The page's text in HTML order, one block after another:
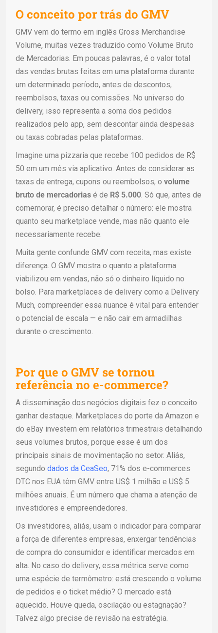
O conceito por trás do GMV
GMV vem do termo em inglês Gross Merchandise
Volume, muitas vezes traduzido como Volume Bruto
de Mercadorias. Em poucas palavras, é o valor total
das vendas brutas feitas em uma plataforma durante
um determinado período, antes de descontos,
reembolsos, taxas ou comissões. No universo do
delivery, isso representa a soma dos pedidos
realizados pelo app, sem descontar ainda despesas
ou taxas cobradas pelas plataformas.
Imagine uma pizzaria que recebe 100 pedidos de R$
50 em um mês via aplicativo. Antes de considerar as
taxas de entrega, cupons ou reembolsos, o volume
bruto de mercadorias é de R$ 5.000 . Só que, antes de
comemorar, é preciso detalhar o número: ele mostra
quanto seu marketplace vende, mas não quanto ele
necessariamente recebe.
Muita gente confunde GMV com receita, mas existe
diferença. O GMV mostra o quanto a plataforma
viabilizou em vendas, não só o dinheiro líquido no
bolso. Para marketplaces de delivery como a Delivery
Much, compreender essa nuance é vital para entender
o potencial de escala — e não cair em armadilhas
durante o crescimento.
Por que o GMV se tornou
referência no e-commerce?
A disseminação dos negócios digitais fez o conceito
ganhar destaque. Marketplaces do porte da Amazon e
do eBay investem em relatórios trimestrais detalhando
seus volumes brutos, porque esse é um dos
principais sinais de movimentação no setor. Aliás,
segundo dados da CeaSeo, 71% dos e-commerces
DTC nos EUA têm GMV entre US$ 1 milhão e US$ 5
milhões anuais. É um número que chama a atenção de
investidores e empreendedores.
Os investidores, aliás, usam o indicador para comparar
a força de diferentes empresas, enxergar tendências
de compra do consumidor e identificar mercados em
alta. No caso do delivery, essa métrica serve como
uma espécie de termômetro: está crescendo o volume
de pedidos e o ticket médio? O mercado está
aquecido. Houve queda, oscilação ou estagnação?
Talvez algo precise de revisão na estratégia.